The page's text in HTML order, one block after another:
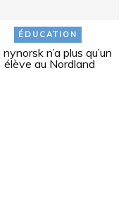
ÉDUCATION
nynorsk n’a plus qu’un
élève au Nordland